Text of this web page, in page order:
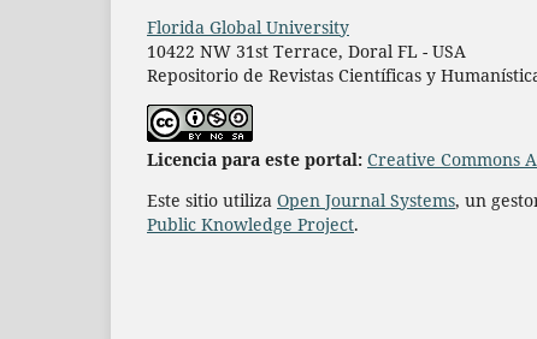
Florida Global University
10422 NW 31st Terrace, Doral FL - USA
Repositorio de Revistas Científicas y
Licencia para este portal: Creative Commons
Este sitio utiliza Open Journal Systems, un
Public Knowledge Project.